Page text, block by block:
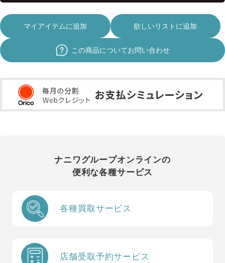
マイアイテムに追加 欲しいリストに追加
この商品についてお問い合わせ
ナニワグループオンラインの
便利な各種サービス
各種買取サービス
店舗受取予約サービス